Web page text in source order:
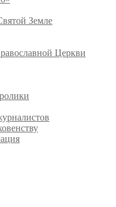
Земле
Церкви